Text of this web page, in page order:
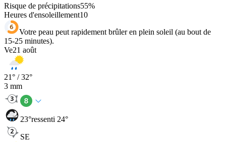
Risque de précipitations55%
Heures d'ensoleillement10
Votre peau peut rapidement brûler en plein soleil (au bout de
15-25 minutes).
Ve21 août
21° /32°
3 mm
23°ressenti 24°
SE